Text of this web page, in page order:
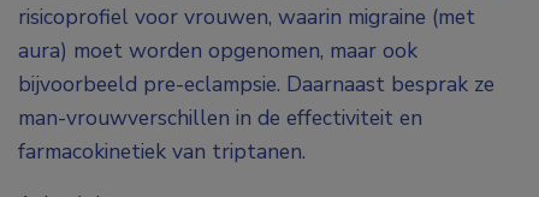
risicoprofiel voor vrouwen, waarin migraine (met
aura) moet worden opgenomen, maar ook
bijvoorbeeld pre-eclampsie. Daarnaast besprak ze
man-vrouwverschillen in de effectiviteit en
farmacokinetiek van triptanen.